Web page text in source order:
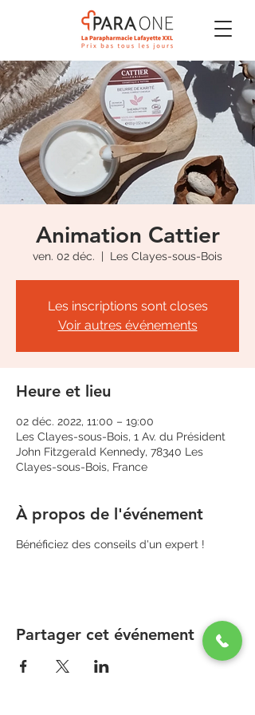
Animation Cattier
ven. 02 déc.
  |
Les Clayes-sous-Bois
Les inscriptions sont closes
Voir autres événements
Heure et lieu
02 déc. 2022, 11:00 – 19:00
Les Clayes-sous-Bois, 1 Av. du Président
John Fitzgerald Kennedy, 78340 Les
Clayes-sous-Bois, France
À propos de l'événement
Bénéficiez des conseils d'un expert !
Partager cet événement